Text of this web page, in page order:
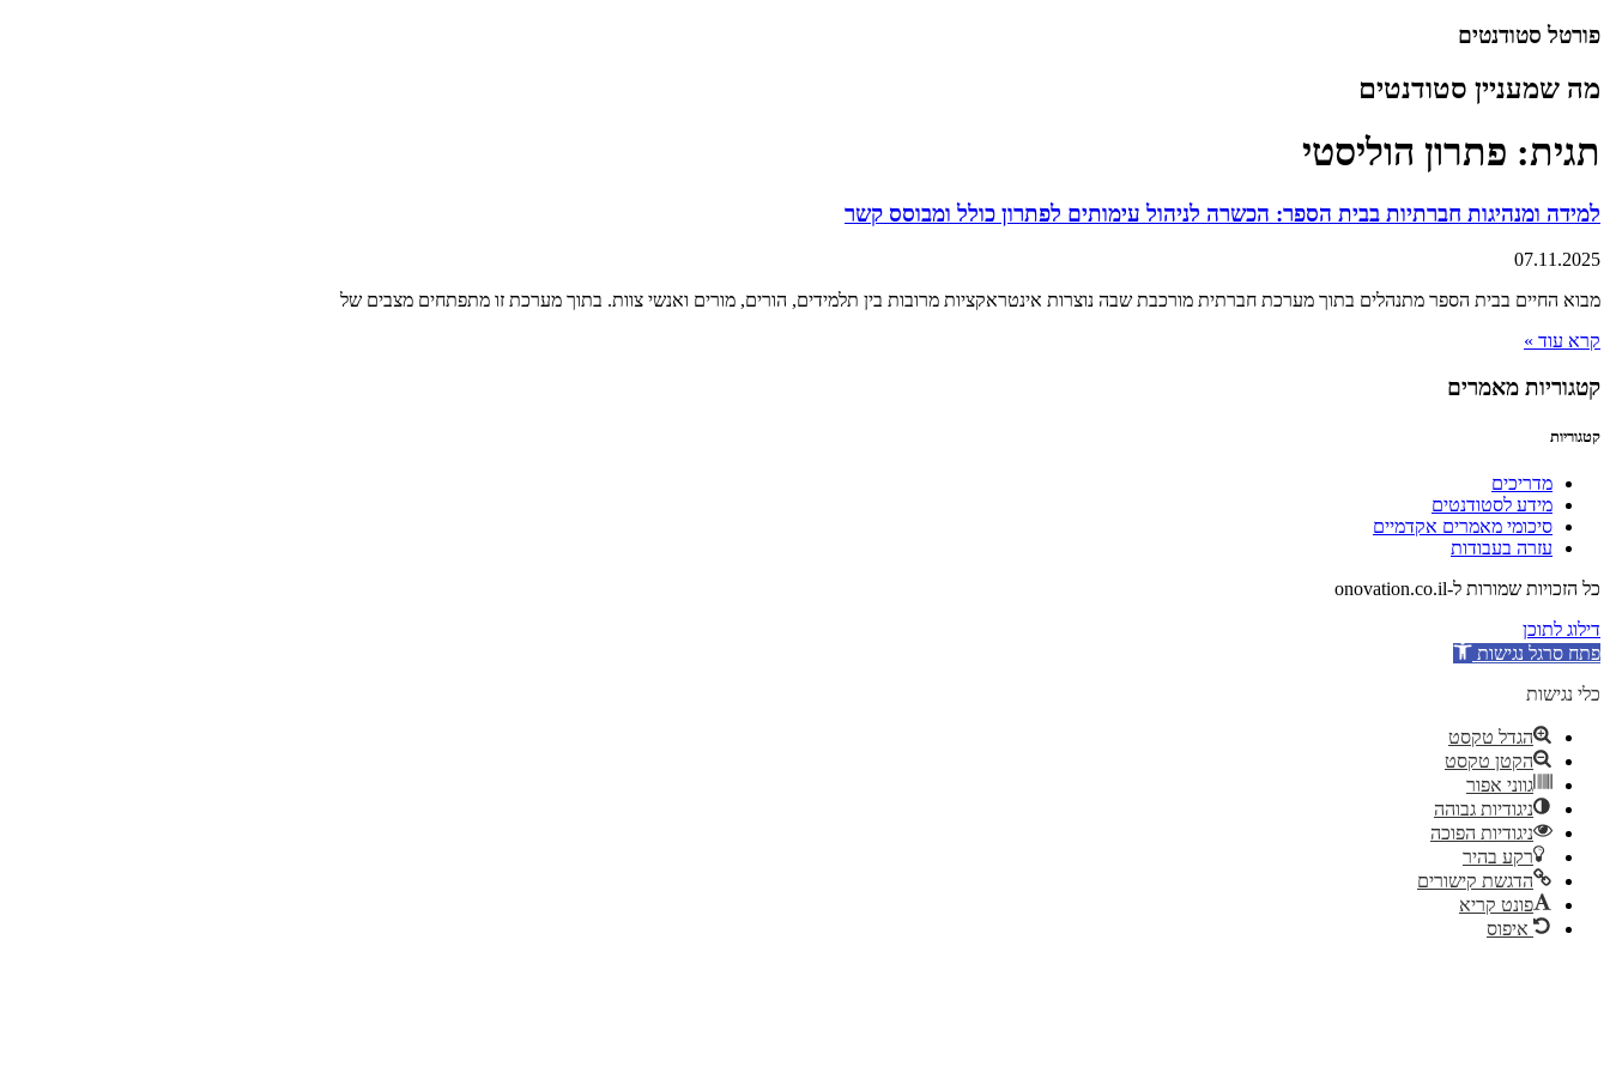
דלג
פורטל סטודנטים
מה שמעניין סטודנטים
תגית: פתרון הוליסטי
למידה ומנהיגות חברתיות בבית הספר: הכשרה לניהול עימותים לפתרון כולל ומבוסס קשר
07.11.2025
מבוא החיים בבית הספר מתנהלים בתוך מערכת חברתית מורכבת שבה נוצרות אינטראקציות מרובות בין תלמידים, הורים, מורים ואנשי צוות. בתוך מערכת זו מתפתחים מצבים של
קרא עוד »
קטגוריות מאמרים
קטגוריות
מדריכים
מידע לסטודנטים
סיכומי מאמרים אקדמיים
עזרה בעבודות
כל הזכויות שמורות ל-onovation.co.il
דילוג לתוכן
פתח סרגל נגישות
כלי נגישות
הגדל טקסט
הקטן טקסט
גווני אפור
ניגודיות גבוהה
ניגודיות הפוכה
רקע בהיר
הדגשת קישורים
פונט קריא
איפוס